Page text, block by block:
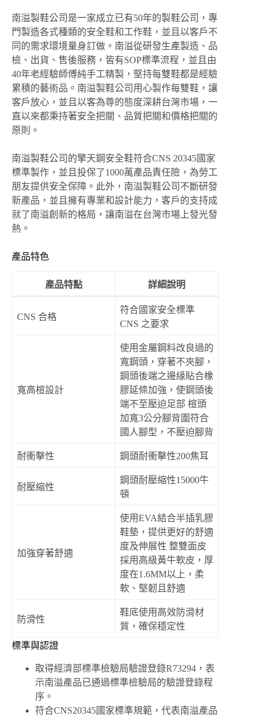
南溢製鞋公司是一家成立已有50年的製鞋公司，專
門製造各式種類的安全鞋和工作鞋，並且以客戶不
同的需求環境量身訂做。南溢從研發生產製造、品
檢、出貨、售後服務，皆有SOP標準流程，並且由
40年老經驗師傅純手工精製，堅持每雙鞋都是經驗
累積的藝術品。南溢製鞋公司用心製作每雙鞋，讓
客戶放心，並且以客為尊的態度深耕台灣市場，一
直以來都秉持著安全把關、品質把關和價格把關的
原則。
南溢製鞋公司的擎天鋼安全鞋符合CNS 20345國家
標準製作，並且投保了1000萬產品責任險，為勞工
朋友提供安全保障。此外，南溢製鞋公司不斷研發
新產品，並且擁有專業和設計能力，客戶的支持成
就了南溢創新的格局，讓南溢在台灣市場上發光發
熱。
產品特色
產品特點 詳細說明
CNS 合格
符合國家安全標準
CNS 之要求
寬高楦設計
使用金屬鋼料改良過的
寬鋼頭，穿著不夾腳，
鋼頭後端之邊緣貼合橡
膠延條加強，使鋼頭後
端不至壓迫足部 楦頭
加寬3公分腳背圍符合
國人腳型，不壓迫腳背
耐衝擊性 鋼頭耐衝擊性200焦耳
耐壓縮性
鋼頭耐壓縮性15000牛
頓
加強穿著舒適
使用EVA結合半插乳膠
鞋墊，提供更好的舒適
度及伸展性 整雙面皮
採用高級黃牛軟皮，厚
度在1.6MM以上，柔
軟、堅韌且舒適
防滑性
鞋底使用高效防滑材
質，確保穩定性
標準與認證
取得經濟部標準檢驗局驗證登錄R73294，表
示南溢產品已通過標準檢驗局的驗證登錄程
序。
符合CNS20345國家標準規範，代表南溢產品